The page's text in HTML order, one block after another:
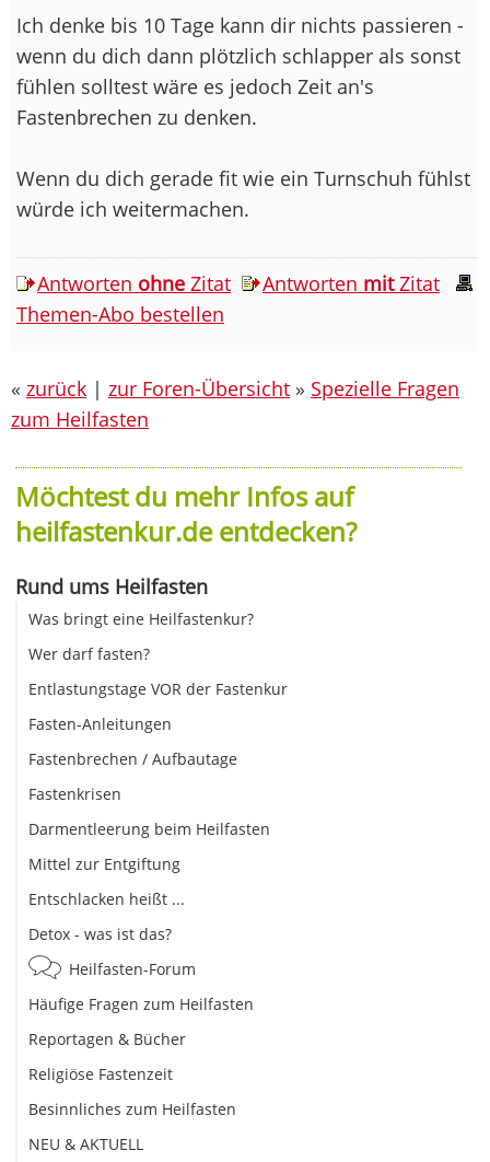
Ich denke bis 10 Tage kann dir nichts passieren -
wenn du dich dann plötzlich schlapper als sonst
fühlen solltest wäre es jedoch Zeit an's
Fastenbrechen zu denken.
Wenn du dich gerade fit wie ein Turnschuh fühlst
würde ich weitermachen.
Antworten ohne Zitat Antworten mitZitat
Themen-Abo bestellen
« zurück | zur Foren-Übersicht » Spezielle Fragen
zum Heilfasten
Möchtest du mehr Infos auf
heilfastenkur.de entdecken?
Rund ums Heilfasten
Was bringt eine Heilfastenkur?
Wer darf fasten?
Entlastungstage VOR der Fastenkur
Fasten-Anleitungen
Fastenbrechen / Aufbautage
Fastenkrisen
Darmentleerung beim Heilfasten
Mittel zur Entgiftung
Entschlacken heißt ...
Detox - was ist das?
Heilfasten-Forum
Häufige Fragen zum Heilfasten
Reportagen & Bücher
Religiöse Fastenzeit
Besinnliches zum Heilfasten
NEU & AKTUELL